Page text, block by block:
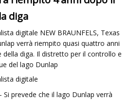
diga
digitale NEW BRAUNFELS, Texas
verrà riempito quasi quattro anni
diga. Il distretto per il controllo e
del lago Dunlap
digitale
Si prevede che il lago Dunlap verrà